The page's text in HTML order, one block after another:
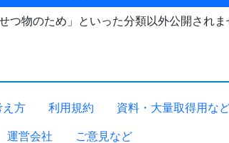
つ物のため」といった分類以外公開され
え方 利用規約 資料・大量取得用な
運営会社 ご意見など